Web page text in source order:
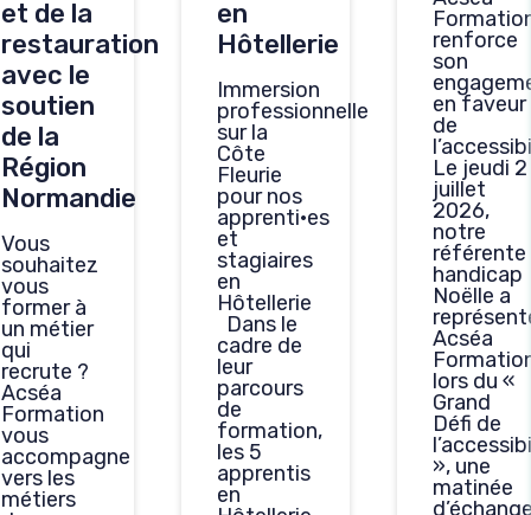
et de la
restauration
avec le
soutien
de la
Région
Normandie
Vous
souhaitez
vous
former à
un métier
qui
recrute ?
Acséa
Formation
vous
accompagne
vers les
métiers
en
Hôtellerie
Immersion
professionnelle
sur la
Côte
Fleurie
pour nos
apprenti·es
et
stagiaires
en
Hôtellerie
Dans le
cadre de
leur
parcours
de
formation,
les 5
apprentis
en
renforce
son
en faveur
de
Le jeudi 2
juillet
2026,
notre
référente
handicap
Noëlle a
Acséa
lors du «
Grand
Défi de
», une
matinée